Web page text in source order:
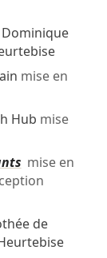
Dominique
mise en
Hub mise
mise en
de